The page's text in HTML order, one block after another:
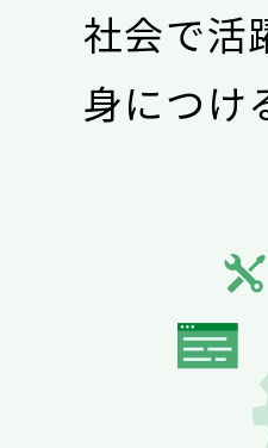
社会で活
身につけ